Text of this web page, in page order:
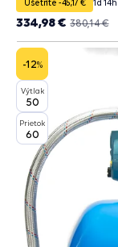
Ušetríte -45,17 € 1 d 14h
380,14 €
334,98 €
-12%
Výtlak
50
Prietok
60